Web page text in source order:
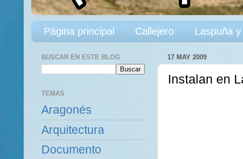
Página principal Callejero Laspuña
17 MAY 2009
Instalan en
BUSCAR EN ESTE BLOG
TEMAS
Aragonés
Arquitectura
Documento